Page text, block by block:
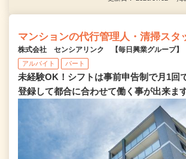
マンションの代行管理人・清掃スタ
株式会社 センシアリンク 【毎日興業グループ】
アルバイト パート
未経験OK！シフトは事前申告制で月1回
登録して都合に合わせて働く事が出来ま